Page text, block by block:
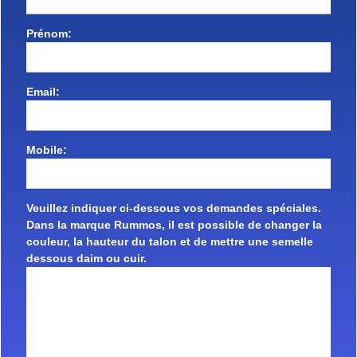
Prénom:
Email:
Mobile:
Veuillez indiquer ci-dessous vos demandes spéciales.
Dans la marque Rummos, il est possible de changer la
couleur, la hauteur du talon et de mettre une semelle
dessous daim ou cuir.